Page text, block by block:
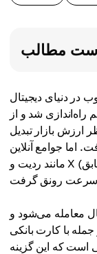
مطالب
در دنیای دیجیتال
عنوان یک میم راه‌اندازی شد و از
از نظر ارزش بازار تبدیل
اما جوامع آنلاین
مانند ردیت و X (توئیتر سابق) هیجان حول دوج‌کوین را افزایش
معامله می‌شود و
با کارت بانکی
است که این گزینه